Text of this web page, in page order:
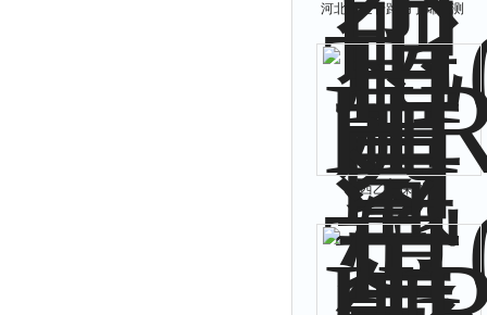
河北管道管路用丁烯探测
器
山西乙烯探测器